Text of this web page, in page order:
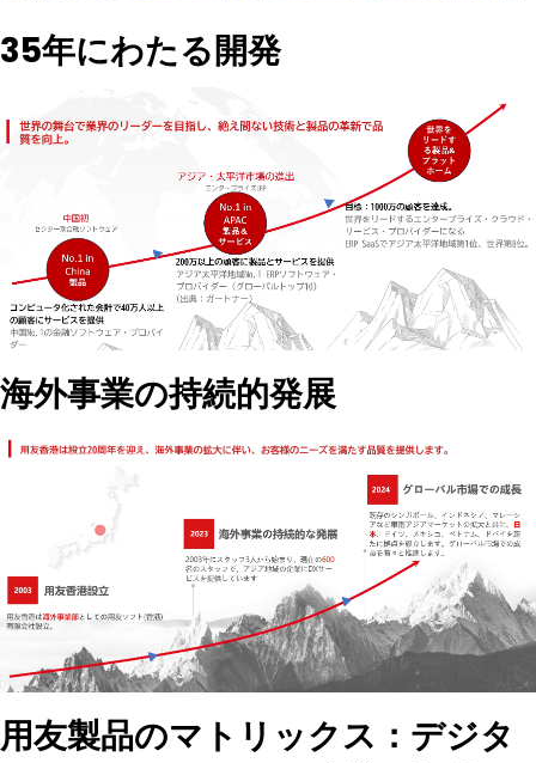
35年にわたる開発
海外事業の持続的発展
用友製品のマトリックス：デジタ